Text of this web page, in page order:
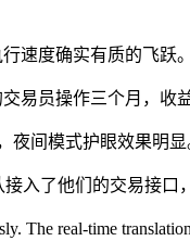
速度确实有质的飞跃
易员操作三个月，收
间模式护眼效果明
入了他们的交易接口
The real-time